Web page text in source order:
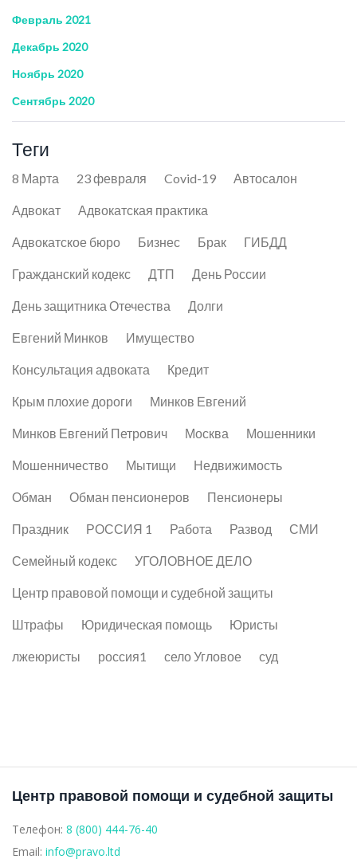
Февраль 2021
Декабрь 2020
Ноябрь 2020
Сентябрь 2020
Теги
8 Марта 23 февраля Covid-19 Автосалон
Адвокат Адвокатская практика
Адвокатское бюро Бизнес Брак ГИБДД
Гражданский кодекс ДТП День России
День защитника Отечества Долги
Евгений Минков Имущество
Консультация адвоката Кредит
Крым плохие дороги Минков Евгений
Минков Евгений Петрович Москва Мошенники
Мошенничество Мытищи Недвижимость
Обман Обман пенсионеров Пенсионеры
Праздник РОССИЯ 1 Работа Развод СМИ
Семейный кодекс УГОЛОВНОЕ ДЕЛО
Центр правовой помощи и судебной защиты
Штрафы Юридическая помощь Юристы
лжеюристы россия1 село Угловое суд
Центр правовой помощи и судебной защиты
Телефон: 8 (800) 444-76-40
Email: info@pravo.ltd